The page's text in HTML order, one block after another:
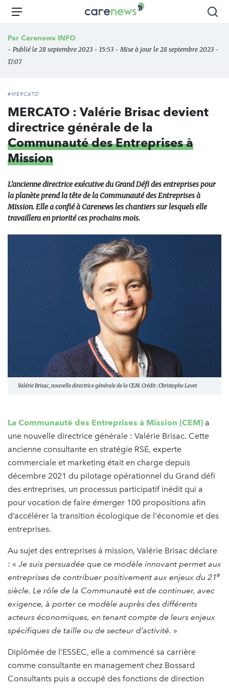
Aller
principal
Carenews,
des
Menu
Par Carenews INFO
- Publié le 28 septembre 2023 - 15:53 - Mise à jour le 28 septembre 2023 -
17:07
#MERCATO
MERCATO : Valérie Brisac devient
directrice générale de la
Communauté des Entreprises à
Mission
L’ancienne directrice exécutive du Grand Défi des entreprises pour
la planète prend la tête de la Communauté des Entreprises à
Mission. Elle a confié à Carenews les chantiers sur lesquels elle
travaillera en priorité ces prochains mois.
Valérie Brisac, nouvelle directrice générale de la CEM. Crédit : Christophe Levet
La Communauté des Entreprises à Mission (CEM) a
une nouvelle directrice générale : Valérie Brisac. Cette
ancienne consultante en stratégie RSE, experte
commerciale et marketing était en charge depuis
décembre 2021 du pilotage opérationnel du Grand défi
des entreprises, un processus participatif inédit qui a
pour vocation de faire émerger 100 propositions afin
d’accélérer la transition écologique de l'économie et des
entreprises.
Au sujet des entreprises à mission, Valérie Brisac déclare
: « Je suis persuadée que ce modèle innovant permet aux
entreprises de contribuer positivement aux enjeux du 21e
siècle. Le rôle de la Communauté est de continuer, avec
exigence, à porter ce modèle auprès des différents
acteurs économiques, en tenant compte de leurs enjeux
spécifiques de taille ou de secteur d’activité. »
Diplômée de l’ESSEC, elle a commencé sa carrière
comme consultante en management chez Bossard
Consultants puis a occupé des fonctions de direction